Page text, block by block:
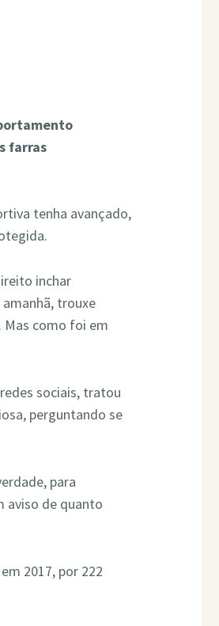
farras
tenha avançado,
inchar
trouxe
Mas como foi em
sociais, tratou
perguntando se
para
aviso de quanto
2017, por 222